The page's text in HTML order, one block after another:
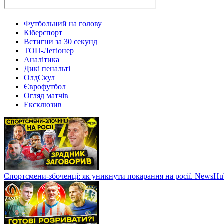
Футбольний на голову
Кіберспорт
Встигни за 30 секунд
ТОП-Легіонер
Аналітика
Дикі пенальті
ОлдСкул
Єврофутбол
Огляд матчів
Ексклюзив
Спортсмени-збоченці: як уникнути покарання на росії.